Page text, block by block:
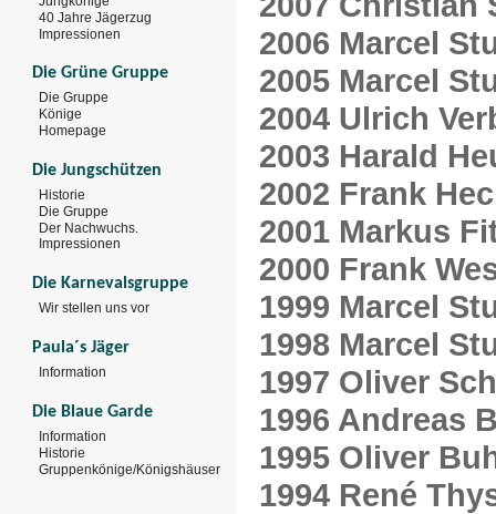
40 Jahre Jägerzug
Impressionen
Die Grüne Gruppe
Die Gruppe
Könige
Homepage
Die Jungschützen
Historie
Die Gruppe
Der Nachwuchs.
Impressionen
Die Karnevalsgruppe
Wir stellen uns vor
Paula´s Jäger
Information
Die Blaue Garde
Information
Historie
Gruppenkönige/Königshäuser
2006 Marcel
2005 Marcel
2004 Ulrich
2003 Harald
2002 Frank
2001 Markus
2000 Frank
1999 Marcel
1998 Marcel
1997 Oliver
1996 Andreas
1995 Oliver
1994 René